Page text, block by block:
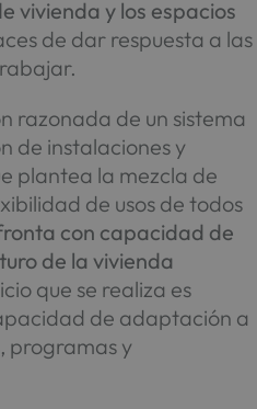
vivienda y los espacios
de dar respuesta a las
razonada de un sistema
de instalaciones y
plantea la mezcla de
de usos de todos
con capacidad de
de la vivienda
que se realiza es
de adaptación a
programas y